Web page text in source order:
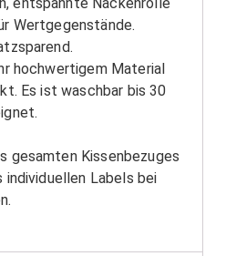
entspannte Nackenrolle
Wertgegenstände.
hochwertigem Material
Es ist waschbar bis 30
gesamten Kissenbezuges
individuellen Labels bei